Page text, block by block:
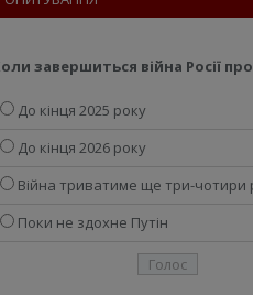
завершиться війна Росії
До кінця 2025 року
До кінця 2026 року
Війна триватиме ще три-чотири
Поки не здохне Путін